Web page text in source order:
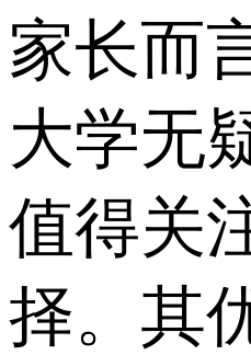
家长而
大学无
值得关
择。其